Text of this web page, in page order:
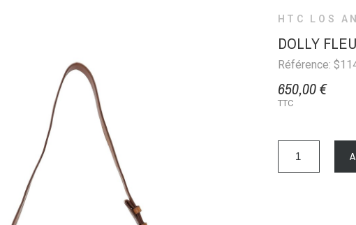
HTC LOS
DOLLY
Référence:
650,00 €
TTC